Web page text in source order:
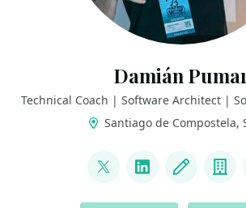
Damián
Technical Coach | Software Architect |
Santiago de Compostela,
@damianpumar
LinkedInBlog